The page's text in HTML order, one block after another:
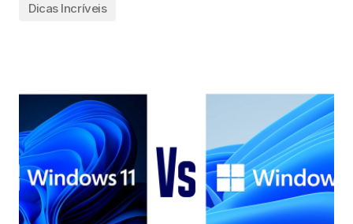
Dicas Incríveis